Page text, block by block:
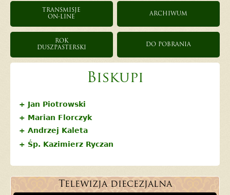
TRANSMISJE
ON-LINE
ARCHIWUM
ROK
DUSZPASTERSKI
DO POBRANIA
Biskupi
+ Jan Piotrowski
+ Marian Florczyk
+ Andrzej Kaleta
+ Śp. Kazimierz Ryczan
Telewizja diecezjalna